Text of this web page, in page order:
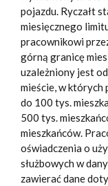
pojazdu. Ryczałt
miesięcznego
pracownikowi
górną granicę
uzależniony jest
mieście, w których
do 100 tys.
500 tys.
mieszkańców.
oświadczenia o
służbowych w
zawierać dane